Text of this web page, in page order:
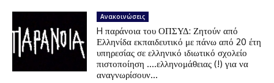
Ανακοινώσεις
H παράνοια του ΟΠΣΥΔ: Ζητούν από
Ελληνίδα εκπαιδευτικό με πάνω από 20 έτη
υπηρεσίας σε ελληνικό ιδιωτικό σχολείο
πιστοποίηση ….ελληνομάθειας (!) για να
αναγνωρίσουν...